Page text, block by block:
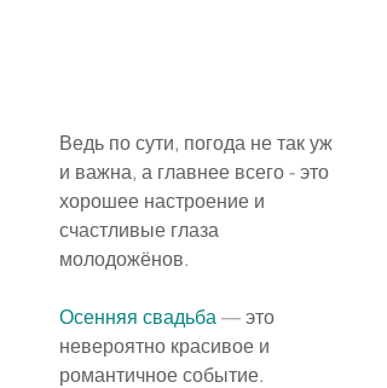
Ведь по сути, погода не так уж
и важна, а главнее всего - это
хорошее настроение и
счастливые глаза
молодожёнов.
Осенняя свадьба — это
невероятно красивое и
романтичное событие.